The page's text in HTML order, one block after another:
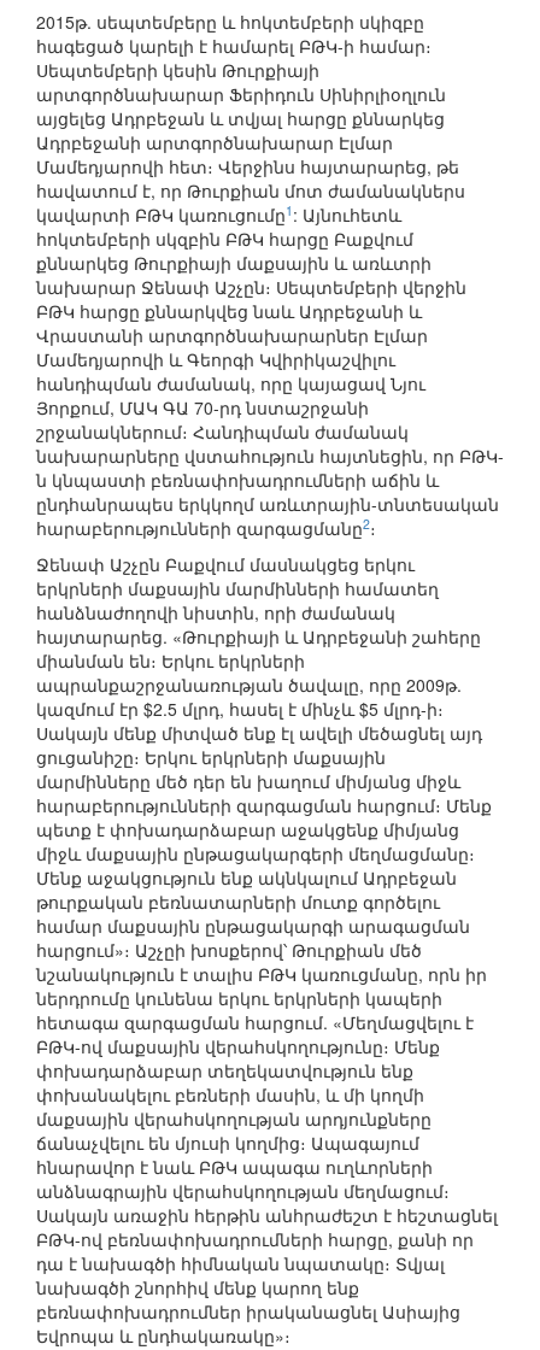
2015թ. սեպտեմբերը և հոկտեմբերի սկիզբը
հագեցած կարելի է համարել ԲԹԿ-ի համար։
Սեպտեմբերի կեսին Թուրքիայի
արտգործնախարար Ֆերիդուն Սինիրլիօղլուն
այցելեց Ադրբեջան և տվյալ հարցը քննարկեց
Ադրբեջանի արտգործնախարար Էլմար
Մամեդյարովի հետ։ Վերջինս հայտարարեց, թե
հավատում է, որ Թուրքիան մոտ ժամանակներս
կավարտի ԲԹԿ կառուցումը1 : Այնուհետև
հոկտեմբերի սկզբին ԲԹԿ հարցը Բաքվում
քննարկեց Թուրքիայի մաքսային և առևտրի
նախարար Ջենափ Աշչըն։ Սեպտեմբերի վերջին
ԲԹԿ հարցը քննարկվեց նաև Ադրբեջանի և
Վրաստանի արտգործնախարարներ Էլմար
Մամեդյարովի և Գեորգի Կվիրիկաշվիլու
հանդիպման ժամանակ, որը կայացավ Նյու
Յորքում, ՄԱԿ ԳԱ 70-րդ նստաշրջանի
շրջանակներում։ Հանդիպման ժամանակ
նախարարները վստահություն հայտնեցին, որ ԲԹԿ-
ն կնպաստի բեռնափոխադրումների աճին և
ընդհանրապես երկկողմ առևտրային-տնտեսական
հարաբերությունների զարգացմանը2։
Ջենափ Աշչըն Բաքվում մասնակցեց երկու
երկրների մաքսային մարմինների համատեղ
հանձնաժողովի նիստին, որի ժամանակ
հայտարարեց. «Թուրքիայի և Ադրբեջանի շահերը
միանման են։ Երկու երկրների
ապրանքաշրջանառության ծավալը, որը 2009թ.
կազմում էր $2.5 մլրդ, հասել է մինչև $5 մլրդ-ի։
Սակայն մենք միտված ենք էլ ավելի մեծացնել այդ
ցուցանիշը։ Երկու երկրների մաքսային
մարմինները մեծ դեր են խաղում միմյանց միջև
հարաբերությունների զարգացման հարցում։ Մենք
պետք է փոխադարձաբար աջակցենք միմյանց
միջև մաքսային ընթացակարգերի մեղմացմանը։
Մենք աջակցություն ենք ակնկալում Ադրբեջան
թուրքական բեռնատարների մուտք գործելու
համար մաքսային ընթացակարգի արագացման
հարցում»։ Աշչըի խոսքերով՝ Թուրքիան մեծ
նշանակություն է տալիս ԲԹԿ կառուցմանը, որն իր
ներդրումը կունենա երկու երկրների կապերի
հետագա զարգացման հարցում. «Մեղմացվելու է
ԲԹԿ-ով մաքսային վերահսկողությունը։ Մենք
փոխադարձաբար տեղեկատվություն ենք
փոխանակելու բեռների մասին, և մի կողմի
մաքսային վերահսկողության արդյունքները
ճանաչվելու են մյուսի կողմից։ Ապագայում
հնարավոր է նաև ԲԹԿ ապագա ուղևորների
անձնագրային վերահսկողության մեղմացում։
Սակայն առաջին հերթին անհրաժեշտ է հեշտացնել
ԲԹԿ-ով բեռնափոխադրումների հարցը, քանի որ
դա է նախագծի հիմնական նպատակը։ Տվյալ
նախագծի շնորհիվ մենք կարող ենք
բեռնափոխադրումներ իրականացնել Ասիայից
Եվրոպա և ընդհակառակը»։